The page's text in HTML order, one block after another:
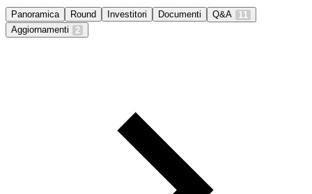
Panoramica Round Investitori Documenti Q&A
11
Aggiornamenti
2